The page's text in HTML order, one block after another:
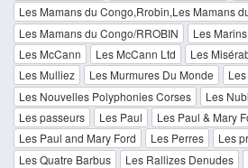
Les Mamans du Congo,Rrobin,Les Mamans
Les Mamans du Congo/RROBIN
Les
Les McCann
Les McCann Ltd Les
Les Mulliez
Les Murmures Du Monde
Les Nouvelles Polyphonies Corses
Les
Les passeurs
Les Paul
Les Paul & Mary
Les Paul and Mary Ford
Les Perres
Les
Les Quatre Barbus
Les Rallizes Denudes